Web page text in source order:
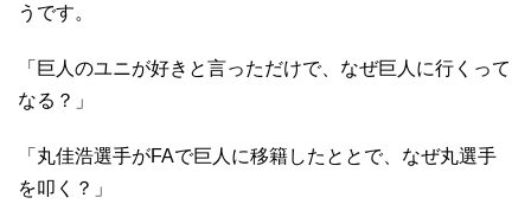
うです。
「巨人のユニが好きと言っただけで、なぜ巨人に行くって
なる？」
「丸佳浩選手がFAで巨人に移籍したととで、なぜ丸選手
を叩く？」